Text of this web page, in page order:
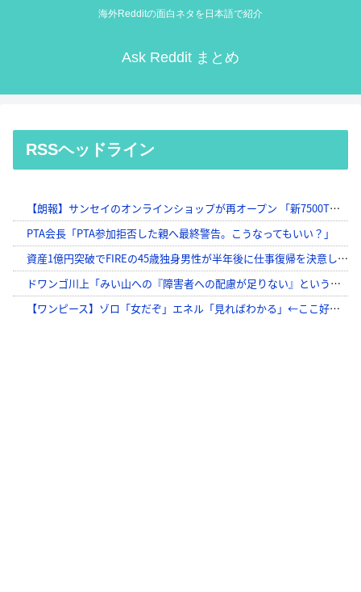
海外Redditの面白ネタを日本語で紹介
Ask Reddit まとめ
RSSヘッドライン